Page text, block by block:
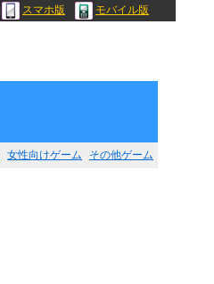
スマホ版 モバイル版
女性向けゲーム その他ゲーム